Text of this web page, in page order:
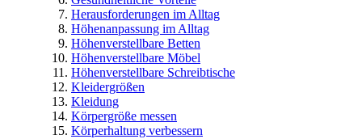
Herausforderungen im Alltag
Höhenanpassung im Alltag
Höhenverstellbare Betten
Höhenverstellbare Möbel
Höhenverstellbare Schreibtische
Kleidergrößen
Kleidung
Körpergröße messen
Körperhaltung verbessern